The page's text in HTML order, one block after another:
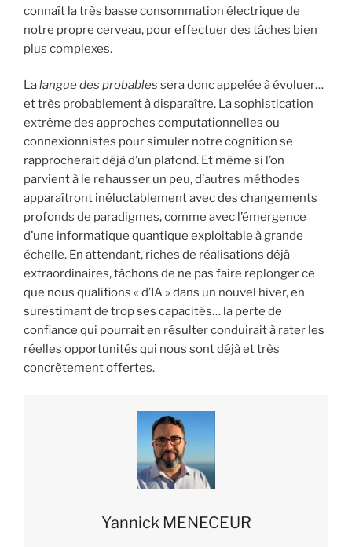
connaît la très basse consommation électrique de
notre propre cerveau, pour effectuer des tâches bien
plus complexes.
Lalangue des probables sera donc appelée à évoluer…
et très probablement à disparaître. La sophistication
extrême des approches computationnelles ou
connexionnistes pour simuler notre cognition se
rapprocherait déjà d’un plafond. Et même si l’on
parvient à le rehausser un peu, d’autres méthodes
apparaîtront inéluctablement avec des changements
profonds de paradigmes, comme avec l’émergence
d’une informatique quantique exploitable à grande
échelle. En attendant, riches de réalisations déjà
extraordinaires, tâchons de ne pas faire replonger ce
que nous qualifions « d’IA » dans un nouvel hiver, en
surestimant de trop ses capacités… la perte de
confiance qui pourrait en résulter conduirait à rater les
réelles opportunités qui nous sont déjà et très
concrètement offertes.
Yannick MENECEUR